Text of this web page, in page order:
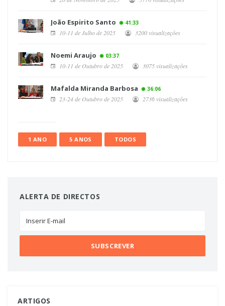
João Espirito Santo 41:33
10-11 de Julho de 2025 3200 visualizações
Noemi Araujo 03:37
10-11 de Outubro de 2025 3075 visualizações
Mafalda Miranda Barbosa 36:06
23-24 de Outubro de 2025 2736 visualizações
1 ANO 5 ANOS TODOS
ALERTA DE DIRECTOS
ARTIGOS